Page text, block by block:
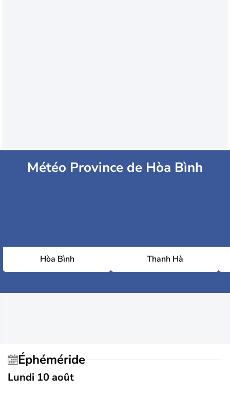
Météo Province de Hòa Bình
Hòa Bình Thanh Hà
Éphéméride
Lundi 10 août